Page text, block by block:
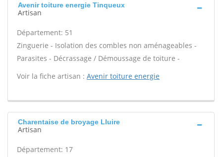
Avenir toiture energie Tinqueux
Artisan
Département: 51
Zinguerie - Isolation des combles non aménageables -
Parasites - Décrassage / Démoussage de toiture -
Voir la fiche artisan : Avenir toiture energie
Charentaise de broyage Lluire
Artisan
Département: 17